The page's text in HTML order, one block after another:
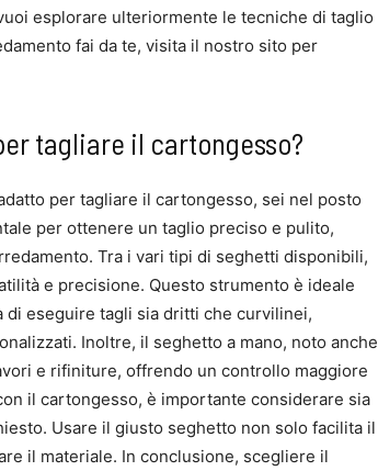
esplorare ulteriormente le tecniche di taglio
fai da te, visita il nostro sito per
tagliare il cartongesso?
per tagliare il cartongesso, sei nel posto
per ottenere un taglio preciso e pulito,
Tra i vari tipi di seghetti disponibili,
e precisione. Questo strumento è ideale
di eseguire tagli sia dritti che curvilinei,
Inoltre, il seghetto a mano, noto anche
e rifiniture, offrendo un controllo maggiore
il cartongesso, è importante considerare sia
Usare il giusto seghetto non solo facilita il
il materiale. In conclusione, scegliere il